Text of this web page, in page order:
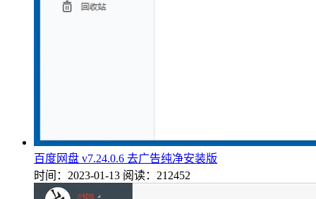
百度网盘 v7.24.0.6 去广告纯净安装版
时间：2023-01-13 阅读：212452